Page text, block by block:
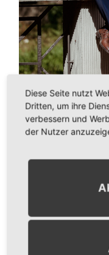
PREVIOUS IMAGE
LEAVE A
Diese Seite nutzt
Dritten, um ihre
verbessern und
der Nutzer